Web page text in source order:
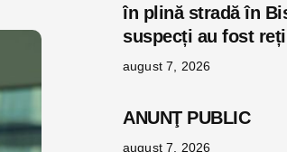
în plină stradă în
suspecți au fost
august 7, 2026
ANUNŢ
august 7, 2026